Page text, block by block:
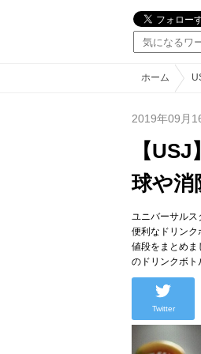
ホーム
2019年09月
【
球や消
ユニバーサルス
便利なドリンク
値段をまとめま
のドリンクボ
Twitter